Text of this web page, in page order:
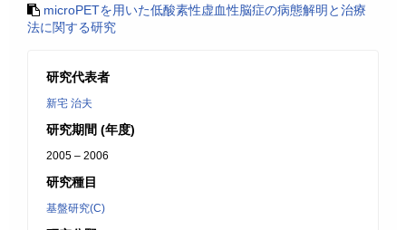
microPETを用いた低酸素性虚血性脳症の病態解明と治療
法に関する研究
研究代表者
新宅 治夫
研究期間 (年度)
2005 – 2006
研究種目
基盤研究(C)